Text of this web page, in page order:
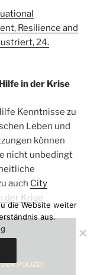
Resilience and
24.
in der Krise
Kenntnisse zu
Leben und
können
nicht unbedingt
auch City
der Krise
die Website weiter
aus.